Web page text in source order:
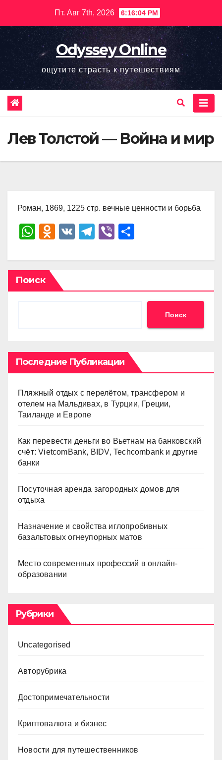
содержимому
Пт. Авг 7th, 2026 6:16:05 PM
Odyssey Online
ощутите страсть к путешествиям
Лев Толстой — Война и мир
Роман, 1869, 1225 стр. вечные ценности и борьба
W
at
s
A
O
n
o
kl
ki
V
T
e
a
Vi
er р
в
ть
Поиск
Поиск
Последние Публикации
Пляжный отдых с перелётом, трансфером и
отелем на Мальдивах, в Турции, Греции,
Таиланде и Европе
Как перевести деньги во Вьетнам на банковский
счёт: VietcomBank, BIDV, Techcombank и другие
банки
Посуточная аренда загородных домов для
отдыха
Назначение и свойства иглопробивных
базальтовых огнеупорных матов
Место современных профессий в онлайн-
образовании
Рубрики
Uncategorised
Авторубрика
Достопримечательности
Криптовалюта и бизнес
Новости для путешественников